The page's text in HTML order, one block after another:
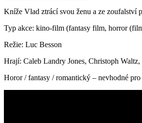
Kníže Vlad ztrácí svou ženu a ze zoufalství
Typ akce: kino-film (fantasy film, horror
Režie: Luc Besson
Hrají: Caleb Landry Jones, Christoph
Horor / fantasy / romantický – nevhodné